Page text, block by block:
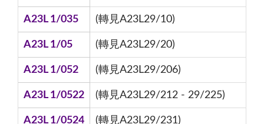
A23L 1/035 (轉見A23L29/10)
A23L 1/05 (轉見A23L29/20)
A23L 1/052 (轉見A23L29/206)
A23L 1/0522 (轉見A23L29/212 - 29/225)
A23L 1/0524 (轉見A23L29/231)